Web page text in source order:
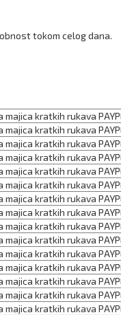
tokom celog dana.
majica kratkih rukava
majica kratkih rukava
majica kratkih rukava
majica kratkih rukava
majica kratkih rukava
majica kratkih rukava
majica kratkih rukava
majica kratkih rukava
majica kratkih rukava
majica kratkih rukava
majica kratkih rukava
majica kratkih rukava
majica kratkih rukava
majica kratkih rukava
majica kratkih rukava